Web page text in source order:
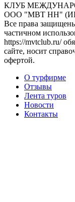
КЛУБ
ООО "МВТ НН"
Все права
частичном
https://mvtclub.ru/
сайте, носит
офертой.
О турфирме
Отзывы
Лента туров
Новости
Контакты